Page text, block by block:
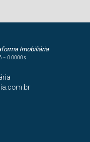
Imobiliária
~ 0.0000s